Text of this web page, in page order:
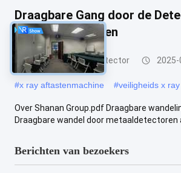
Time
Draagbare Gang door de
Macht controleren
Gang door Metaaldetector 2025-
#x ray aftastenmachine #veiligheids x
Over Shanan Group.pdf Draagbare
Draagbare wandel door metaaldetectoren
Berichten van bezoekers